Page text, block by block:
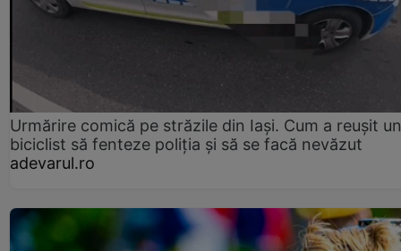
Urmărire comică pe străzile din Iași. Cum a reușit un
biciclist să fenteze poliția și să se facă nevăzut
adevarul.ro